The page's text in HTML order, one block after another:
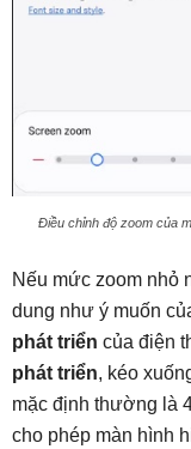
Điều chỉnh độ zoom của
Nếu mức zoom nhỏ
dung như ý muốn
phát triển của điện
phát triển, kéo
mặc định thường là
cho phép màn hình